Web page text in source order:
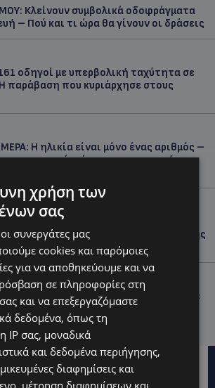
Κλείνουν συμβολικά οδοφράγματα
– Πού και τι ώρα θα γίνουν οι δράσεις
οδηγοί με υπερβολική ταχύτητα σε
παράβαση που κυριάρχησε στους
Η ηλικία είναι μόνο ένας αριθμός –
οι στιγμές είναι η πραγματική μας
Αγώνας ζωής για τη 37χρονη
παιδιών – Έρανος για τη θεραπεία της
Για άνδρα που φέρεται να παρενοχλούσε
Δασούδι – Σε εξέλιξη οι αστυνομικές
χρήση των
σας
οι συνεργάτες μας
cookies και παρόμοιες
για να αποθηκεύουμε και να
σε πληροφορίες στη
και να επεξεργαζόμαστε
δεδομένα, όπως τη
IP σας, μοναδικά
και δεδομένα περιήγησης,
διαφημίσεις και
μέτρηση διαφημίσεων και